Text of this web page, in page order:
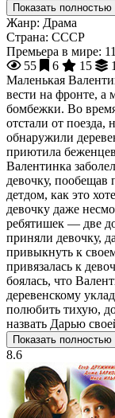
Показать полностью
Жанр: Драма
Страна: СССР
Премьера в мире:
55
6 15 1
Маленькая
вести на фронте, а
бомбежки. Во
отстали от поезда,
обнаружили
приютила
Валентинка
девочку, пообещав
детдом, как это
девочку даже
ребятишек — две
приняли девочку,
привыкнуть к
привязалась к
боялась, что
деревенскому
полюбить тихую,
назвать Дарью
Показать полностью
8.6